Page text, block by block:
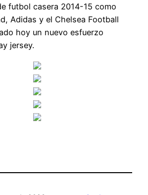
futbol casera 2014-15 como
Adidas y el Chelsea Football
hoy un nuevo esfuerzo
jersey.